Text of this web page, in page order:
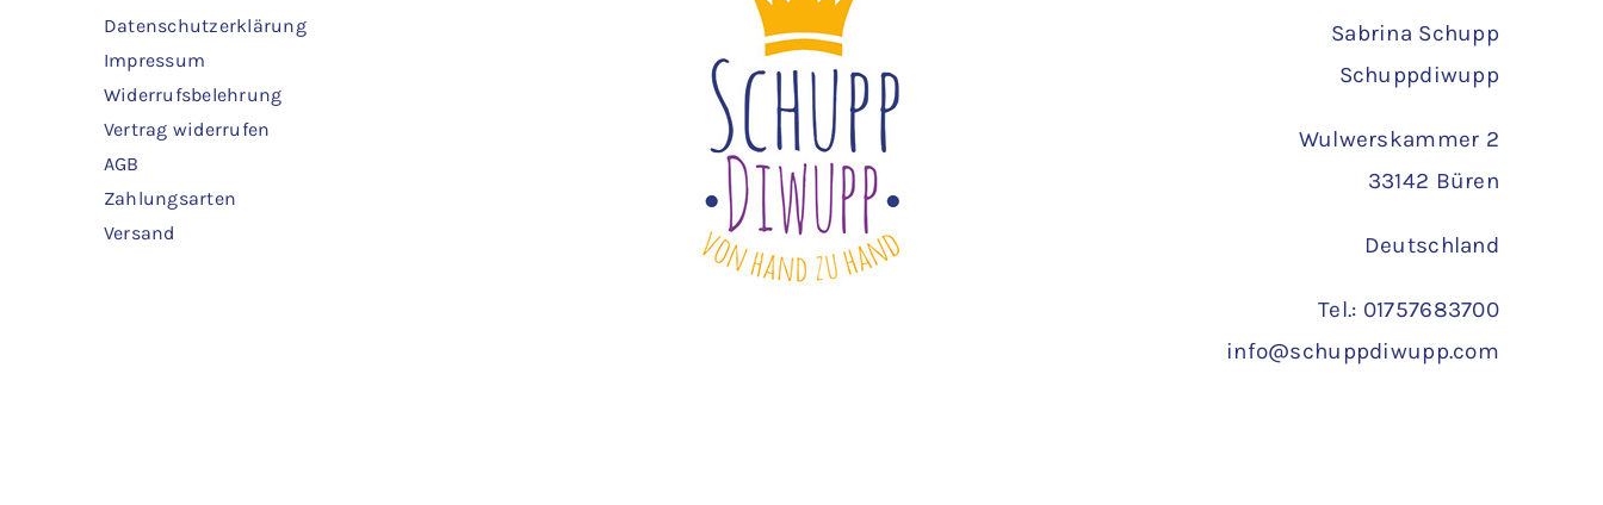
Datenschutzerklärung
Impressum
Widerrufsbelehrung
Vertrag widerrufen
AGB
Zahlungsarten
Versand
Sabrina Schupp
Schuppdiwupp
Wulwerskammer 2
33142 Büren
Deutschland
Tel.: 01757683700
info@schuppdiwupp.com